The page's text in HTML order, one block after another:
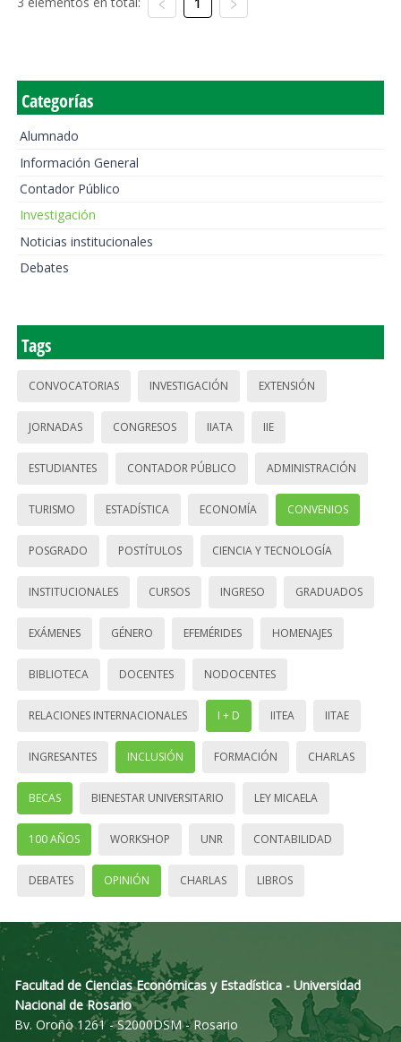
1
Categorías
Alumnado
Información General
Contador Público
Investigación
Noticias institucionales
Debates
Tags
CONVOCATORIAS INVESTIGACIÓN EXTENSIÓN
JORNADAS CONGRESOS IIATA IIE
ESTUDIANTES CONTADOR PÚBLICO ADMINISTRACIÓN
TURISMO ESTADÍSTICA ECONOMÍA CONVENIOS
POSGRADO POSTÍTULOS CIENCIA Y TECNOLOGÍA
INSTITUCIONALES CURSOS INGRESO GRADUADOS
EXÁMENES GÉNERO EFEMÉRIDES HOMENAJES
BIBLIOTECA DOCENTES NODOCENTES
RELACIONES INTERNACIONALES I + D IITEA IITAE
INGRESANTES INCLUSIÓN FORMACIÓN CHARLAS
BECAS BIENESTAR UNIVERSITARIO LEY MICAELA
100 AÑOS WORKSHOP UNR CONTABILIDAD
DEBATES OPINIÓN CHARLAS LIBROS
Facultad de Ciencias Económicas y Estadística - Universidad
Nacional de Rosario
Bv. Oroño 1261 - S2000DSM - Rosario